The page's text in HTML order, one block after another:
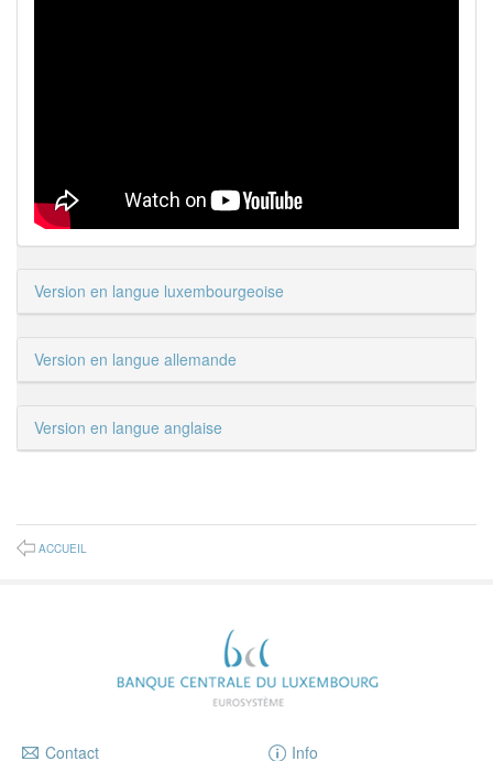
Version en langue luxembourgeoise
Version en langue allemande
Version en langue anglaise
ACCUEIL
Contact Info